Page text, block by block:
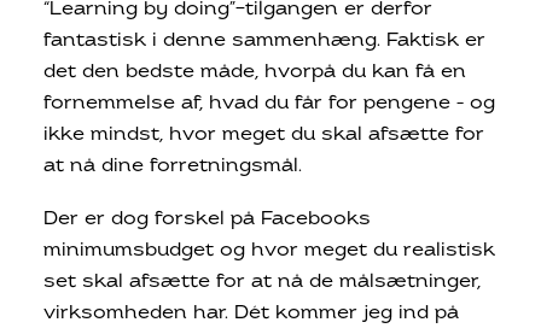
“Learning by doing”-tilgangen er derfor
fantastisk i denne sammenhæng. Faktisk er
det den bedste måde, hvorpå du kan få en
fornemmelse af, hvad du får for pengene – og
ikke mindst, hvor meget du skal afsætte for
at nå dine forretningsmål.
Der er dog forskel på Facebooks
minimumsbudget og hvor meget du realistisk
set skal afsætte for at nå de målsætninger,
virksomheden har. Dét kommer jeg ind på